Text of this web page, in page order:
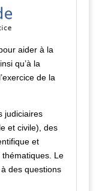
aider à la
qu’à la
de la
judiciaires
et civile), des
et
Le
des questions